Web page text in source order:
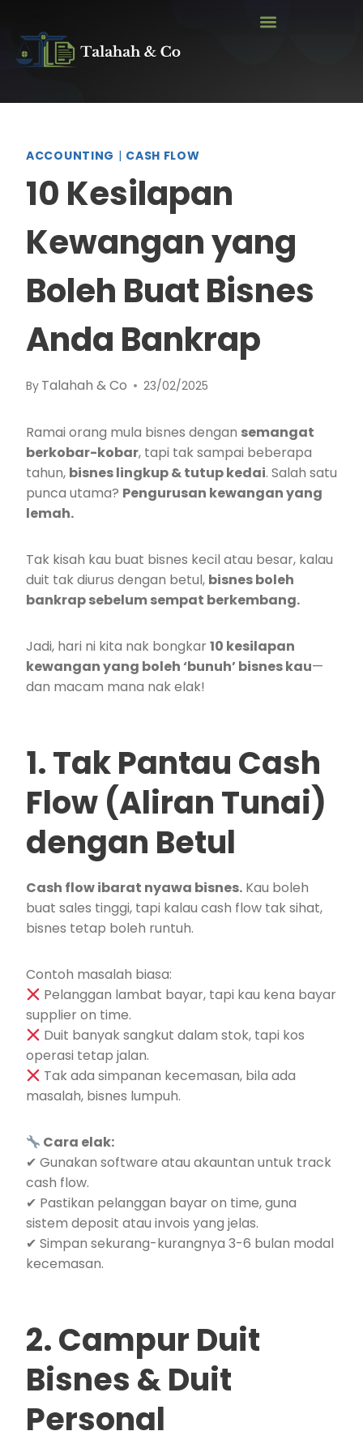
ACCOUNTING | CASH FLOW
10 Kesilapan
Kewangan yang
Boleh Buat Bisnes
Anda Bankrap
By Talahah & Co 23/02/2025
Ramai orang mula bisnes dengan semangat
berkobar-kobar, tapi tak sampai beberapa
tahun, bisnes lingkup & tutup kedai. Salah satu
punca utama? Pengurusan kewangan yang
lemah.
Tak kisah kau buat bisnes kecil atau besar, kalau
duit tak diurus dengan betul, bisnes boleh
bankrap sebelum sempat berkembang.
Jadi, hari ni kita nak bongkar10 kesilapan
kewangan yang boleh ‘bunuh’ bisnes kau—
dan macam mana nak elak!
1. Tak Pantau Cash
Flow (Aliran Tunai)
dengan Betul
Cash flow ibarat nyawa bisnes. Kau boleh
buat sales tinggi, tapi kalau cash flow tak sihat,
bisnes tetap boleh runtuh.
Contoh masalah biasa:
Pelanggan lambat bayar, tapi kau kena bayar
supplier on time.
Duit banyak sangkut dalam stok, tapi kos
operasi tetap jalan.
Tak ada simpanan kecemasan, bila ada
masalah, bisnes lumpuh.
Cara elak:
✔ Gunakan software atau akauntan untuk track
cash flow.
✔ Pastikan pelanggan bayar on time, guna
sistem deposit atau invois yang jelas.
✔ Simpan sekurang-kurangnya 3-6 bulan modal
kecemasan.
2. Campur Duit
Bisnes & Duit
Personal